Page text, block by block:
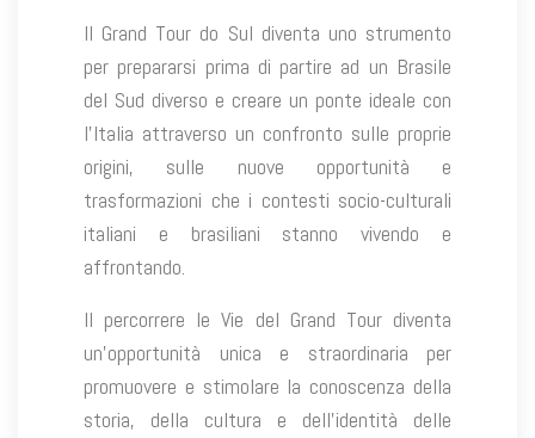
Il Grand Tour do Sul diventa uno strumento
per prepararsi prima di partire ad un Brasile
del Sud diverso e creare un ponte ideale con
l’Italia attraverso un confronto sulle proprie
origini, sulle nuove opportunità e
trasformazioni che i contesti socio-culturali
italiani e brasiliani stanno vivendo e
affrontando.
Il percorrere le Vie del Grand Tour diventa
un’opportunità unica e straordinaria per
promuovere e stimolare la conoscenza della
storia, della cultura e dell’identità delle